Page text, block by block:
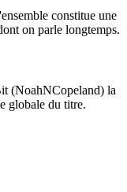
constitue une
on parle longtemps.
(NoahNCopeland) la
globale du titre.